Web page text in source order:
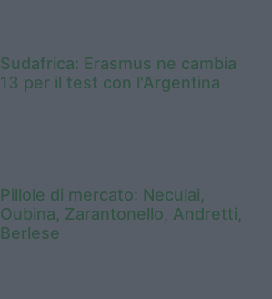
Sudafrica: Erasmus ne cambia
13 per il test con l'Argentina
Pillole di mercato: Neculai,
Oubina, Zarantonello, Andretti,
Berlese